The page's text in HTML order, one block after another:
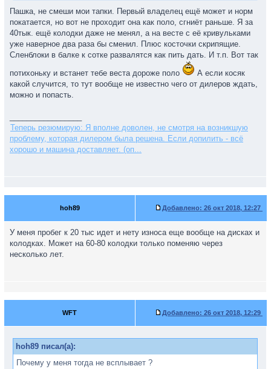
Пашка, не смеши мои тапки. Первый владелец ещё может и норм
покатается, но вот не проходит она как поло, сгниёт раньше. Я за
40тык. ещё колодки даже не менял, а на весте с её кривульками
уже наверное два раза бы сменил. Плюс косточки скрипящие.
Сленблоки в балке к сотке развалятся как пить дать. И т.п. Вот так
потихоньку и встанет тебе веста дороже поло
А если косяк
какой случится, то тут вообще не известно чего от дилеров ждать,
можно и попасть.
Теперь резюмирую: Я вполне доволен, не смотря на возникшую
проблему, которая дилером была решена. Если допилить - всё
хорошо и машина доставляет. (оп...
hoh89 Добавлено: 26 окт 2018, 12:27
У меня пробег к 20 тыс идет и нету износа еще вообще на дисках и
колодках. Может на 60-80 колодки только поменяю через
несколько лет.
WFT Добавлено: 26 окт 2018, 12:29
hoh89 писал(а):
Почему у меня тогда не всплывает ?